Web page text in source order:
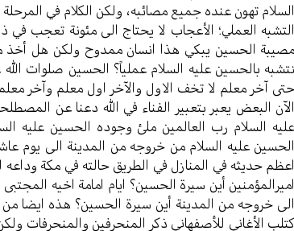
السلام تهون عنده جميع مصائبه، ولكن الكلام في المرحلة
التشبه العملي؛ الأعجاب لا يحتاج الى مئونة تعجب في
مصيبة الحسين يبكي هذا انسان ممدوح ولكن هل أخذ
نتشبه بالحسين عليه السلام عملياً؟ الحسين صلوات
حتى آخر معلم لا تخف الاول والآخر اول معلم وآخر
الآن البعض يعبر بتعبير الفناء في الله دعنا عن
عليه السلام رب العالمين ملئ وجوده الحسين عليه
الحسين عليه السلام من خروجه من المدينة الى يوم
اعظم حديثه في المنازل في الطريق حالته في مكة وداعه
اميرالمؤمنين أين سيرة الحسين؟ ايام امامة اخيه
الى خروجه من المدينة أين سيرة الحسين؟ هذه ايضا من
كتلب الأغاني للأصفهاني ذكر المنحرفين والمنحرفات